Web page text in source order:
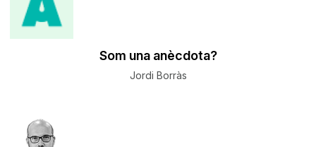
Som una anècdota?
Jordi Borràs